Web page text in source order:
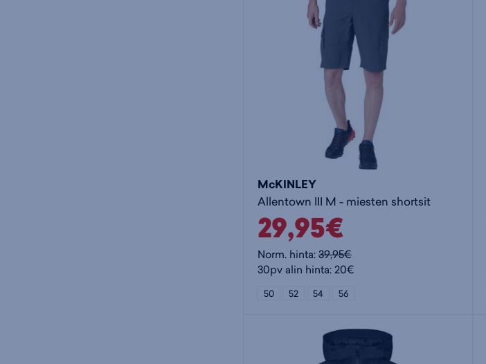
McKINLEY
Allentown III M - miesten shortsit
29,95€
Norm. hinta:39,95€
30pv alin hinta: 20€
50 52 54 56